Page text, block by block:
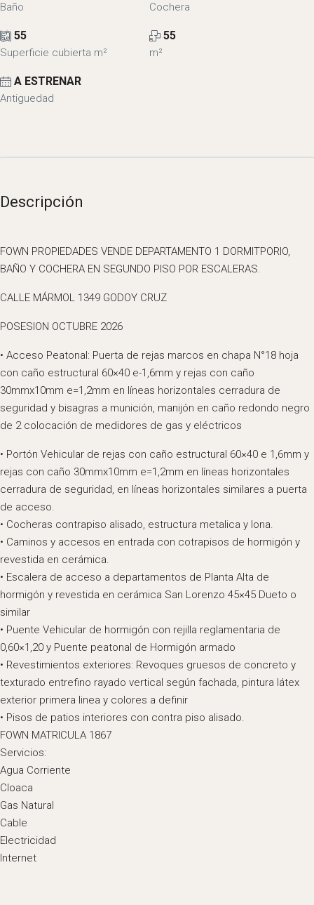
Baño Cochera
55
Superficie cubierta m²
55
m²
A ESTRENAR
Antiguedad
Descripción
FOWN PROPIEDADES VENDE DEPARTAMENTO 1 DORMITPORIO,
BAÑO Y COCHERA EN SEGUNDO PISO POR ESCALERAS.
CALLE MÁRMOL 1349 GODOY CRUZ
POSESION OCTUBRE 2026
• Acceso Peatonal: Puerta de rejas marcos en chapa N°18 hoja
con caño estructural 60×40 e-1,6mm y rejas con caño
30mmx10mm e=1,2mm en líneas horizontales cerradura de
seguridad y bisagras a munición, manijón en caño redondo negro
de 2 colocación de medidores de gas y eléctricos
• Portón Vehicular de rejas con caño estructural 60×40 e 1,6mm y
rejas con caño 30mmx10mm e=1,2mm en líneas horizontales
cerradura de seguridad, en líneas horizontales similares a puerta
de acceso.
• Cocheras contrapiso alisado, estructura metalica y lona.
• Caminos y accesos en entrada con cotrapisos de hormigón y
revestida en cerámica.
• Escalera de acceso a departamentos de Planta Alta de
hormigón y revestida en cerámica San Lorenzo 45×45 Dueto o
similar
• Puente Vehicular de hormigón con rejilla reglamentaria de
0,60×1,20 y Puente peatonal de Hormigón armado
• Revestimientos exteriores: Revoques gruesos de concreto y
texturado entrefino rayado vertical según fachada, pintura látex
exterior primera linea y colores a definir
• Pisos de patios interiores con contra piso alisado.
FOWN MATRICULA 1867
Servicios:
Agua Corriente
Cloaca
Gas Natural
Cable
Electricidad
Internet